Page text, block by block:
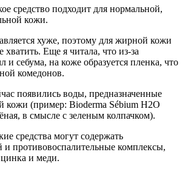
средство подходит для нормальной,
кожи.
хуже, поэтому для жирной кожи
Еще я читала, что из-за
и себума, на коже образуется пленка, что
комедонов.
появились воды, предназначенные
кожи (пример: Bioderma Sébium H2O
в смысле с зеленым колпачком).
средства могут содержать
противовоспалительные комплексы,
и меди.